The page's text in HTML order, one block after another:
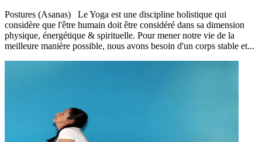
Postures (Asanas) Le Yoga est une discipline holistique qui
considère que l'être humain doit être considéré dans sa dimension
physique, énergétique & spirituelle. Pour mener notre vie de la
meilleure manière possible, nous avons besoin d'un corps stable et...